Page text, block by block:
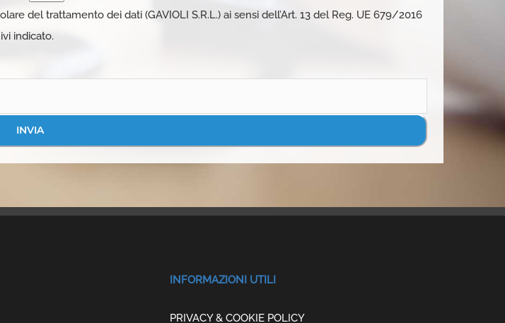
del trattamento dei dati (GAVIOLI S.R.L.) ai sensi dell’Art. 13 del Reg. UE 679/2016
indicato.
INVIA
INFORMAZIONI UTILI
PRIVACY & COOKIE POLICY